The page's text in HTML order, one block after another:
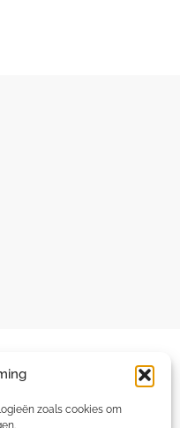
zoals cookies om